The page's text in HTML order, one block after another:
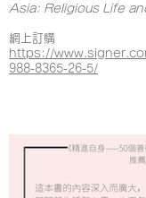
Asia: Religious Life
網上訂購
https://
988-8365-26-5/